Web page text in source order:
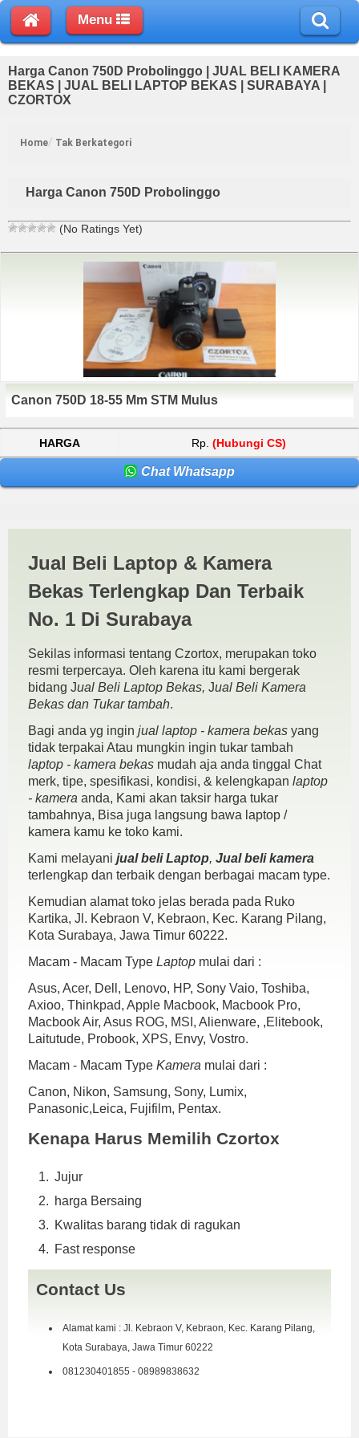
Menu
Harga Canon 750D Probolinggo | JUAL BELI KAMERA
BEKAS | JUAL BELI LAPTOP BEKAS | SURABAYA |
CZORTOX
Home Tak Berkategori
Harga Canon 750D Probolinggo
(No Ratings Yet)
Canon 750D 18-55 Mm STM Mulus
HARGA Rp. (Hubungi CS)
Chat Whatsapp
Probolinggo | JUAL BELI
KAMERA BEKAS | JUAL
BELI LAPTOP BEKAS |
SURABAYA
Jual Beli Laptop & Kamera
Bekas Terlengkap Dan Terbaik
No. 1 Di Surabaya
Sekilas informasi tentang Czortox, merupakan toko
resmi terpercaya. Oleh karena itu kami bergerak
bidang Jual Beli Laptop Bekas, Jual Beli Kamera
Bekas dan Tukar tambah.
Bagi anda yg ingin jual laptop - kamera bekas yang
tidak terpakai Atau mungkin ingin tukar tambah
laptop - kamera bekas mudah aja anda tinggal Chat
merk, tipe, spesifikasi, kondisi, & kelengkapan laptop
- kamera anda, Kami akan taksir harga tukar
tambahnya, Bisa juga langsung bawa laptop /
kamera kamu ke toko kami.
Kami melayani jual beli Laptop, Jual beli kamera
terlengkap dan terbaik dengan berbagai macam type.
Kemudian alamat toko jelas berada pada Ruko
Kartika, Jl. Kebraon V, Kebraon, Kec. Karang Pilang,
Kota Surabaya, Jawa Timur 60222.
Macam - Macam Type Laptop mulai dari :
Asus, Acer, Dell, Lenovo, HP, Sony Vaio, Toshiba,
Axioo, Thinkpad, Apple Macbook, Macbook Pro,
Macbook Air, Asus ROG, MSI, Alienware, ,Elitebook,
Laitutude, Probook, XPS, Envy, Vostro.
Macam - Macam Type Kamera mulai dari :
Canon, Nikon, Samsung, Sony, Lumix,
Panasonic,Leica, Fujifilm, Pentax.
Kenapa Harus Memilih Czortox
Jujur
harga Bersaing
Kwalitas barang tidak di ragukan
Fast response
Contact Us
Alamat kami : Jl. Kebraon V, Kebraon, Kec. Karang Pilang,
Kota Surabaya, Jawa Timur 60222
081230401855 - 08989838632